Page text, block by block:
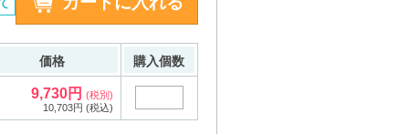
価格 購入個数
9,730円(税別)
10,703円 (税込)